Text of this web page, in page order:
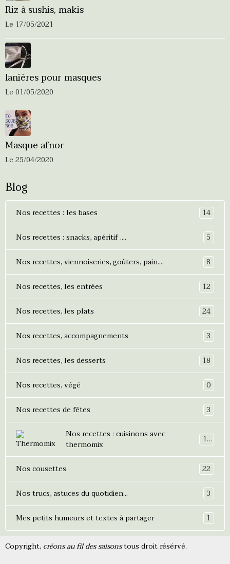
Riz à sushis, makis
Le 17/05/2021
lanières pour masques
Le 01/05/2020
Masque afnor
Le 25/04/2020
Blog
Nos recettes : les bases 14
Nos recettes : snacks, apéritif .... 5
Nos recettes, viennoiseries, goûters, pain.... 8
Nos recettes, les entrées 12
Nos recettes, les plats 24
Nos recettes, accompagnements 3
Nos recettes, les desserts 18
Nos recettes, végé 0
Nos recettes de fêtes 3
Nos recettes : cuisinons avec
thermomix
19
Nos cousettes 22
Nos trucs, astuces du quotidien... 3
Mes petits humeurs et textes à partager 1
Copyright, créons au fil des saisonstous droit résérvé.